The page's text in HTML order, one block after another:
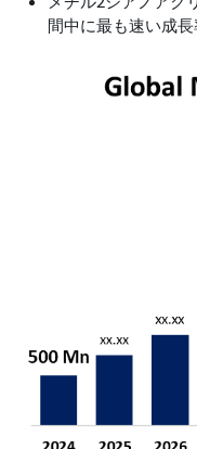
間中に最も速い成長